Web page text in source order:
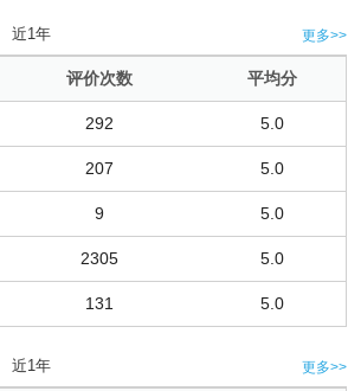
近1年 更多>>
评价次数 平均分
292 5.0
207 5.0
9 5.0
2305 5.0
131 5.0
近1年 更多>>